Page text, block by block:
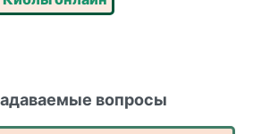
вопросы